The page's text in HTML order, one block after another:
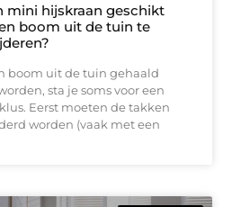
mini hijskraan geschikt
boom uit de tuin te
boom uit de tuin gehaald
sta je soms voor een
Eerst moeten de takken
worden (vaak met een